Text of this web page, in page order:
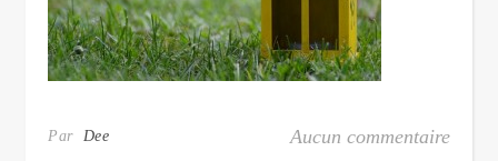
Par Dee Aucun commentaire